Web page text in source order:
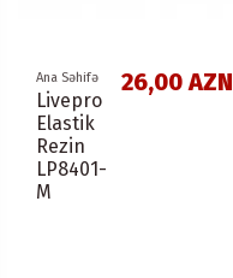
Ana Səhifə
Livepro
Elastik
Rezin
LP8401-
M
26,00 AZN